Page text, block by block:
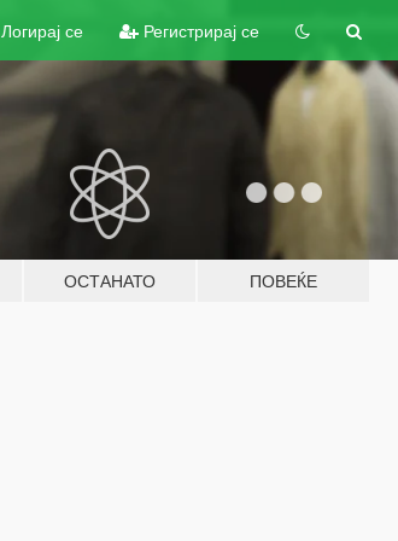
Логирај се Регистрирај се
ОСТАНАТО ПОВЕЌЕ